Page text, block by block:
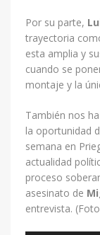
Por su parte,
trayectoria
esta amplia y
cuando se
montaje y la
También nos
la oportunidad
semana en
actualidad
proceso
asesinato de
entrevista.